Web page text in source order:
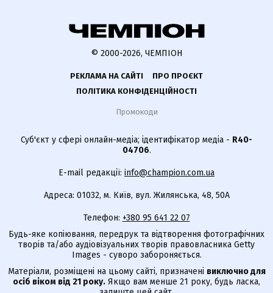
© 2000-2026, ЧЕМПІОН
РЕКЛАМА НА САЙТІ
ПРО ПРОЄКТ
ПОЛІТИКА КОНФІДЕНЦІЙНОСТІ
Промокоди
Суб'єкт у сфері онлайн-медіа; ідентифікатор медіа - R40-
04706.
E-mail редакції: info@champion.com.ua
Адреса: 01032, м. Київ, вул. Жилянська, 48, 50А
Телефон: +380 95 641 22 07
Будь-яке копіювання, передрук та відтворення фотографічних
творів та/або аудіовізуальних творів правовласника Getty
Images - суворо забороняється.
Матеріали, розміщені на цьому сайті, призначені виключно для
осіб віком від 21 року. Якщо вам менше 21 року, будь ласка,